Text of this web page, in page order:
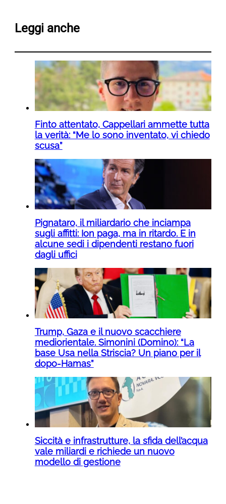
Leggi anche
Finto attentato, Cappellari ammette tutta
la verità: “Me lo sono inventato, vi chiedo
scusa”
Pignataro, il miliardario che inciampa
sugli affitti: Ion paga, ma in ritardo. E in
alcune sedi i dipendenti restano fuori
dagli uffici
Trump, Gaza e il nuovo scacchiere
mediorientale. Simonini (Domino): “La
base Usa nella Striscia? Un piano per il
dopo-Hamas”
Siccità e infrastrutture, la sfida dell’acqua
vale miliardi e richiede un nuovo
modello di gestione